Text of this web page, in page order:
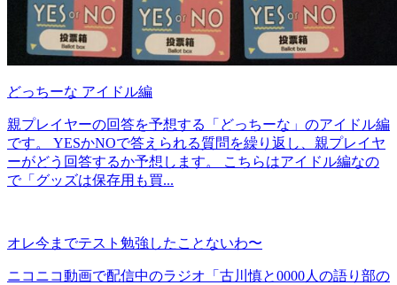
どっちーな アイドル編
親プレイヤーの回答を予想する「どっちーな」のアイドル編
です。 YESかNOで答えられる質問を繰り返し、親プレイヤ
ーがどう回答するか予想します。 こちらはアイドル編なの
で「グッズは保存用も買...
オレ今までテスト勉強したことないわ〜
ニコニコ動画で配信中のラジオ「古川慎と0000人の語り部の